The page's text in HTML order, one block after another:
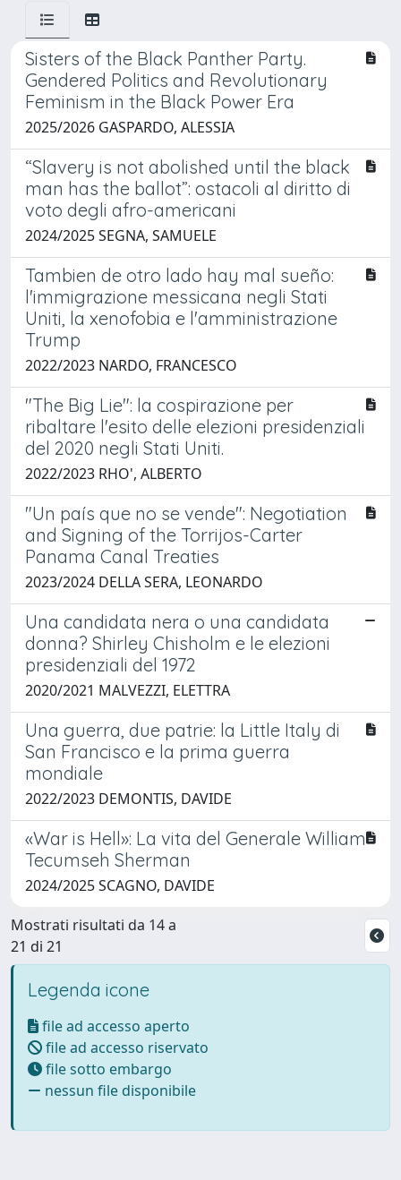
Sisters of the Black Panther Party.
Gendered Politics and Revolutionary
Feminism in the Black Power Era
2025/2026 GASPARDO, ALESSIA
“Slavery is not abolished until the black
man has the ballot”: ostacoli al diritto di
voto degli afro-americani
2024/2025 SEGNA, SAMUELE
Tambien de otro lado hay mal sueño:
l'immigrazione messicana negli Stati
Uniti, la xenofobia e l'amministrazione
Trump
2022/2023 NARDO, FRANCESCO
"The Big Lie": la cospirazione per
ribaltare l'esito delle elezioni presidenziali
del 2020 negli Stati Uniti.
2022/2023 RHO', ALBERTO
"Un país que no se vende": Negotiation
and Signing of the Torrijos-Carter
Panama Canal Treaties
2023/2024 DELLA SERA, LEONARDO
Una candidata nera o una candidata
donna? Shirley Chisholm e le elezioni
presidenziali del 1972
2020/2021 MALVEZZI, ELETTRA
Una guerra, due patrie: la Little Italy di
San Francisco e la prima guerra
mondiale
2022/2023 DEMONTIS, DAVIDE
«War is Hell»: La vita del Generale William
Tecumseh Sherman
2024/2025 SCAGNO, DAVIDE
Mostrati risultati da 14 a
21 di 21
Legenda icone
file ad accesso aperto
file ad accesso riservato
file sotto embargo
nessun file disponibile